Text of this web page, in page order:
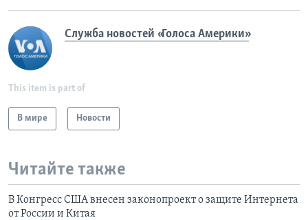
Служба новостей «Голоса Америки»
This item is part of
В мире Новости
Читайте также
В Конгресс США внесен законопроект о защите Интернета
от России и Китая